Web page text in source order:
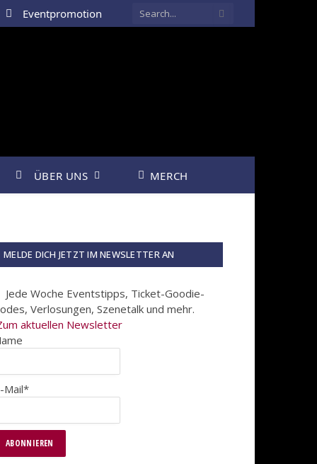
Eventpromotion
ÜBER UNS MERCH
MELDE DICH JETZT IM NEWSLETTER AN
Jede Woche Eventstipps, Ticket-Goodie-
Verlosungen, Szenetalk und mehr.
aktuellen Newsletter
Mail*